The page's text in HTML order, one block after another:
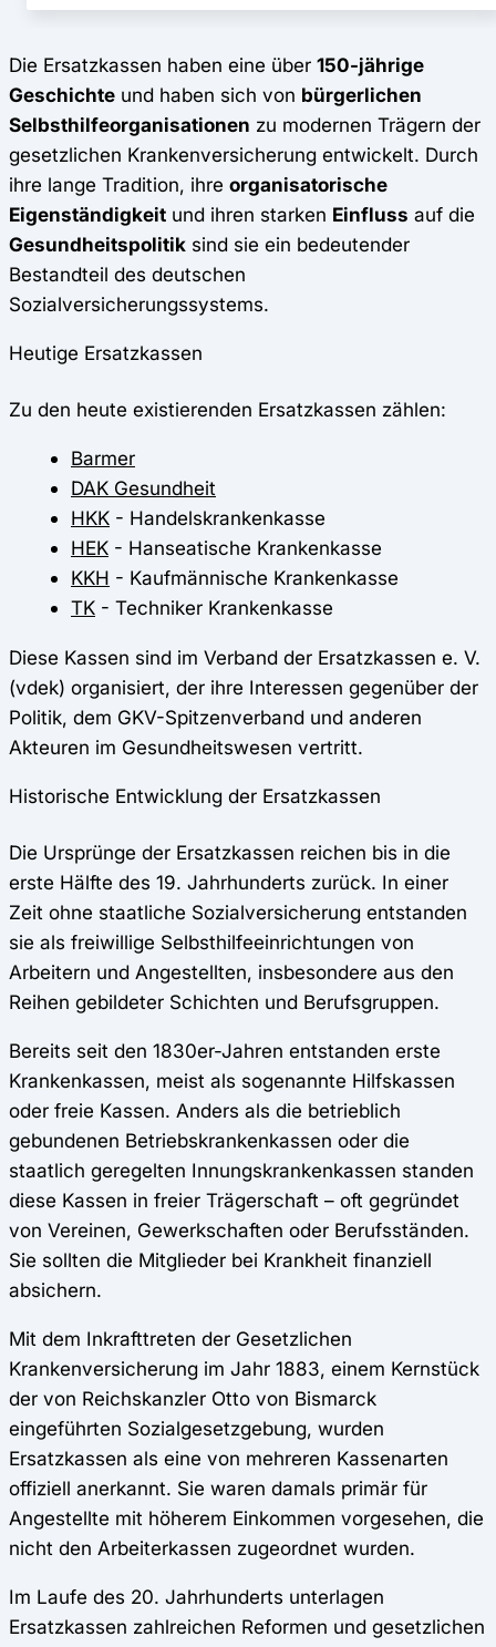
Die Ersatzkassen haben eine über 150-jährige
Geschichte und haben sich von bürgerlichen
Selbsthilfeorganisationen zu modernen Trägern der
gesetzlichen Krankenversicherung entwickelt. Durch
ihre lange Tradition, ihre organisatorische
Eigenständigkeit und ihren starken Einfluss auf die
Gesundheitspolitik sind sie ein bedeutender
Bestandteil des deutschen
Sozialversicherungssystems.
Heutige Ersatzkassen
Zu den heute existierenden Ersatzkassen zählen:
Barmer
DAK Gesundheit
HKK - Handelskrankenkasse
HEK - Hanseatische Krankenkasse
KKH - Kaufmännische Krankenkasse
TK - Techniker Krankenkasse
Diese Kassen sind im Verband der Ersatzkassen e. V.
(vdek) organisiert, der ihre Interessen gegenüber der
Politik, dem GKV-Spitzenverband und anderen
Akteuren im Gesundheitswesen vertritt.
Historische Entwicklung der Ersatzkassen
Die Ursprünge der Ersatzkassen reichen bis in die
erste Hälfte des 19. Jahrhunderts zurück. In einer
Zeit ohne staatliche Sozialversicherung entstanden
sie als freiwillige Selbsthilfeeinrichtungen von
Arbeitern und Angestellten, insbesondere aus den
Reihen gebildeter Schichten und Berufsgruppen.
Bereits seit den 1830er-Jahren entstanden erste
Krankenkassen, meist als sogenannte Hilfskassen
oder freie Kassen. Anders als die betrieblich
gebundenen Betriebskrankenkassen oder die
staatlich geregelten Innungskrankenkassen standen
diese Kassen in freier Trägerschaft – oft gegründet
von Vereinen, Gewerkschaften oder Berufsständen.
Sie sollten die Mitglieder bei Krankheit finanziell
absichern.
Mit dem Inkrafttreten der Gesetzlichen
Krankenversicherung im Jahr 1883, einem Kernstück
der von Reichskanzler Otto von Bismarck
eingeführten Sozialgesetzgebung, wurden
Ersatzkassen als eine von mehreren Kassenarten
offiziell anerkannt. Sie waren damals primär für
Angestellte mit höherem Einkommen vorgesehen, die
nicht den Arbeiterkassen zugeordnet wurden.
Im Laufe des 20. Jahrhunderts unterlagen
Ersatzkassen zahlreichen Reformen und gesetzlichen